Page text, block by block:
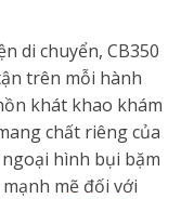
di chuyển, CB350
trên mỗi hành
khát khao khám
chất riêng của
hình bụi bặm
mẽ đối với